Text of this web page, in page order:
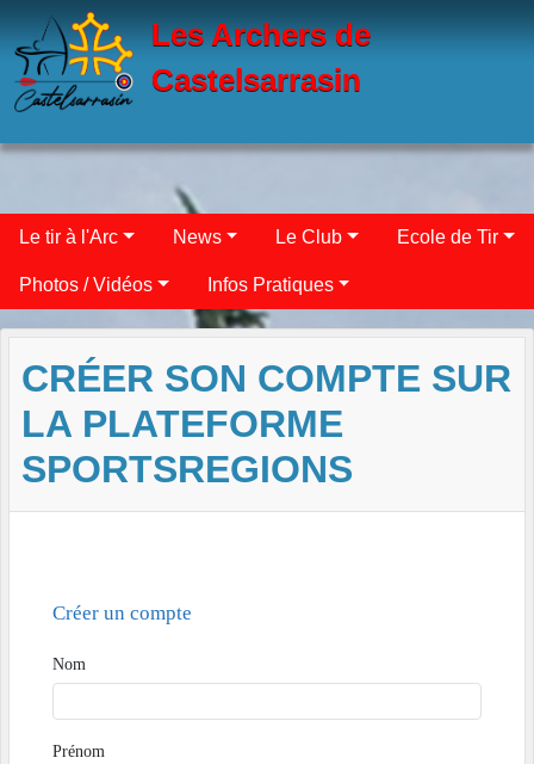
Les Archers de
Castelsarrasin
Le tir à l'Arc News Le Club Ecole de Tir
Photos / Vidéos Infos Pratiques
CRÉER SON COMPTE SUR
LA PLATEFORME
SPORTSREGIONS
Créer un compte
Nom
Prénom
Panneau de gestion des cookies